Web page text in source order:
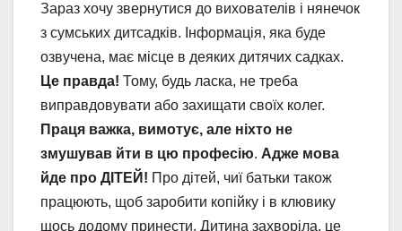
Зараз хочу звернутися до вихователів і нянечок
з сумських дитсадків. Інформація, яка буде
озвучена, має місце в деяких дитячих садках.
Це правда! Тому, будь ласка, не треба
виправдовувати або захищати своїх колег.
Праця важка, вимотує, але ніхто не
змушував йти в цю професію. Адже мова
йде про ДІТЕЙ! Про дітей, чиї батьки також
працюють, щоб заробити копійку і в клювику
щось додому принести. Дитина захворіла, це